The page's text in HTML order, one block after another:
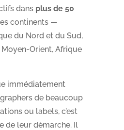
dans plus de 50
continents —
du Nord et du Sud,
Orient, Afrique
immédiatement
de beaucoup
ou labels, c’est
de leur démarche. Il